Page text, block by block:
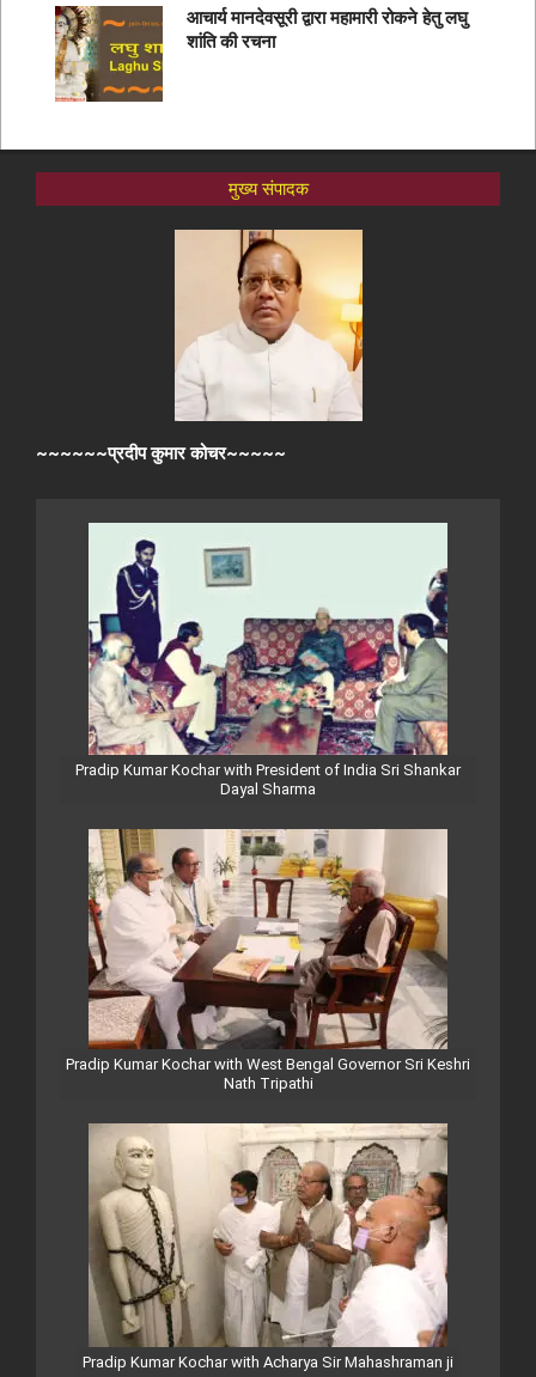
आचार्य मानदेवसूरी द्वारा महामारी रोकने हेतु लघु
शांति की रचना
मुख्य संपादक
~~~~~~प्रदीप कुमार कोचर~~~~~
Pradip Kumar Kochar with President of India Sri Shankar
Dayal Sharma
Pradip Kumar Kochar with West Bengal Governor Sri Keshri
Nath Tripathi
Pradip Kumar Kochar with Acharya Sir Mahashraman ji